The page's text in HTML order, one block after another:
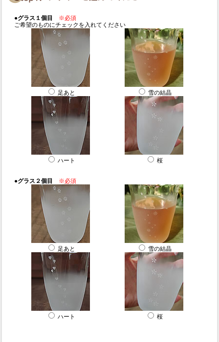
●グラス１個目
※必須
ご希望のものにチェックを入れてください
足あと 雪の結晶
ハート 桜
●グラス２個目 ※必須
足あと 雪の結晶
ハート 桜